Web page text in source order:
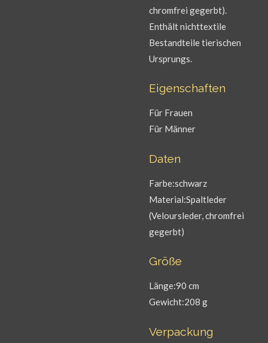
chromfrei gegerbt).
Enthält nichttextile
Bestandteile tierischen
Ursprungs.
Eigenschaften
Für Frauen
Für Männer
Daten
Farbe:schwarz
Material:Spaltleder
(Veloursleder, chromfrei
gegerbt)
Größe
Länge:90 cm
Gewicht:208 g
Verpackung